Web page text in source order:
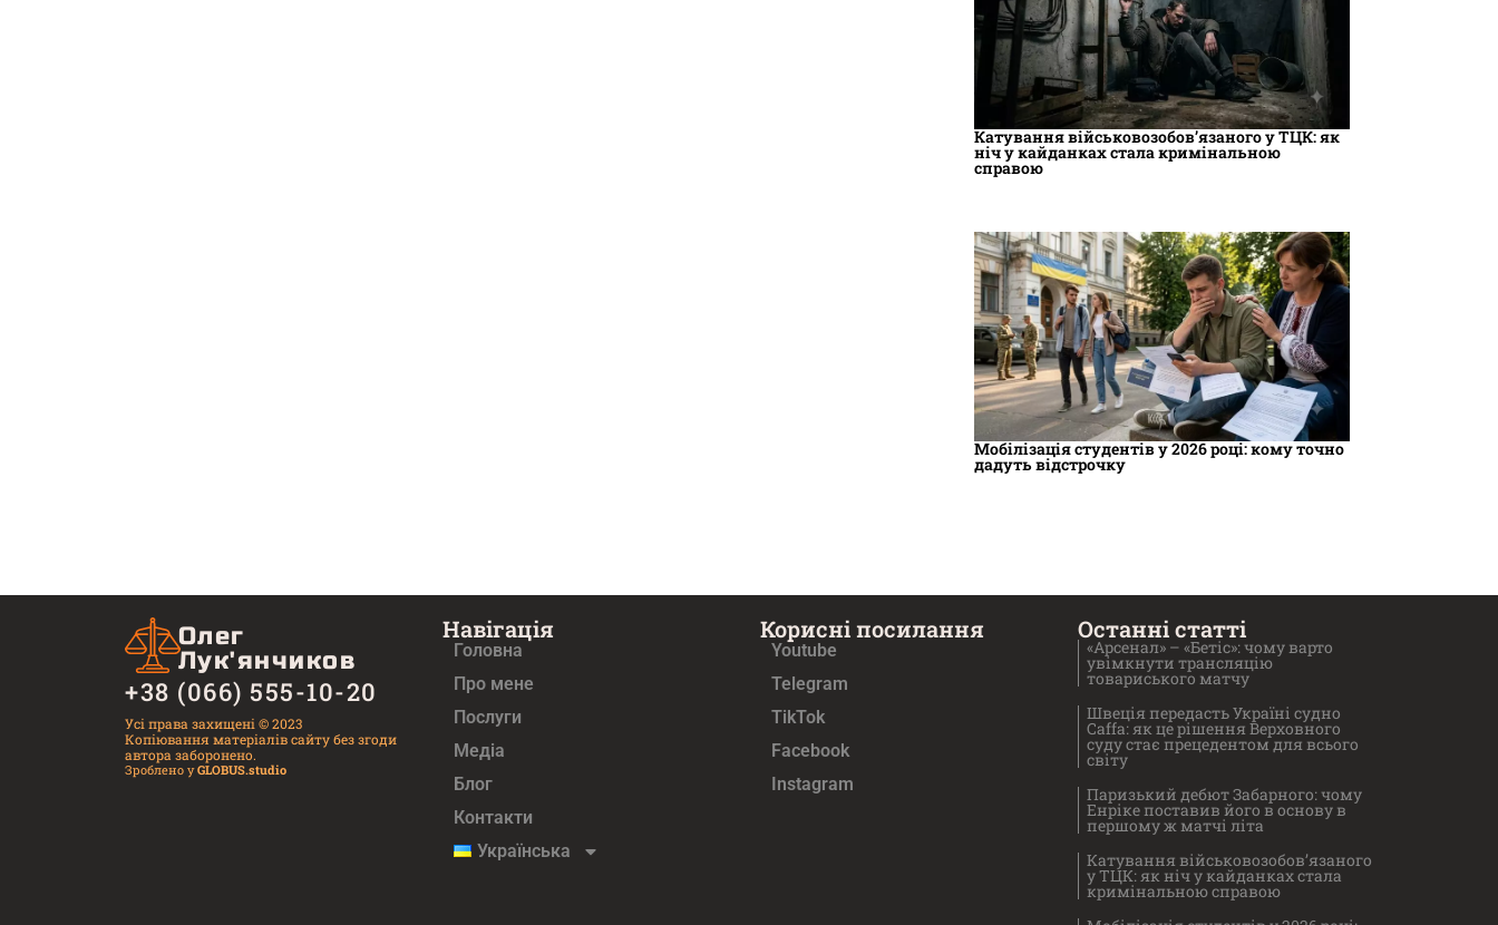
Катування військовозобов’язаного у ТЦК: як
ніч у кайданках стала кримінальною
справою
Мобілізація студентів у 2026 році: кому точно
дадуть відстрочку
Олег
Лук'янчиков
+38 (066) 555-10-20
Усі права захищені © 2023
Копіювання матеріалів сайту без згоди
автора заборонено.
Зроблено уGLOBUS.studio
Навігація
Головна
Про мене
Послуги
Медiа
Блог
Контакти
Українська
Корисні посилання
Youtube
Telegram
TikTok
Facebook
Instagram
Останні статті
«Арсенал» – «Бетіс»: чому варто
увімкнути трансляцію
товариського матчу
Швеція передасть Україні судно
Caffa: як це рішення Верховного
суду стає прецедентом для всього
світу
Паризький дебют Забарного: чому
Енріке поставив його в основу в
першому ж матчі літа
Катування військовозобов’язаного
у ТЦК: як ніч у кайданках стала
кримінальною справою